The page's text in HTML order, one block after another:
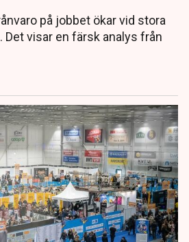
på jobbet ökar vid stora
visar en färsk analys från